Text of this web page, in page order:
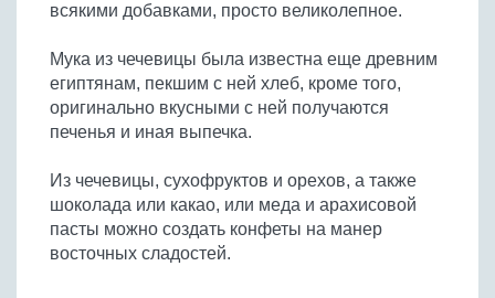
всякими добавками, просто великолепное.
Мука из чечевицы была известна еще древним
египтянам, пекшим с ней хлеб, кроме того,
оригинально вкусными с ней получаются
печенья и иная выпечка.
Из чечевицы, сухофруктов и орехов, а также
шоколада или какао, или меда и арахисовой
пасты можно создать конфеты на манер
восточных сладостей.